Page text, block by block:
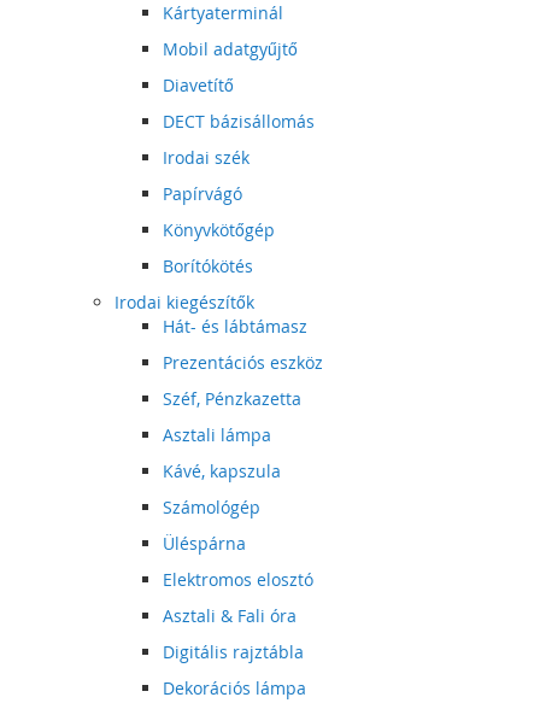
Kártyaterminál
Mobil adatgyűjtő
Diavetítő
DECT bázisállomás
Irodai szék
Papírvágó
Könyvkötőgép
Borítókötés
Irodai kiegészítők
Hát- és lábtámasz
Prezentációs eszköz
Széf, Pénzkazetta
Asztali lámpa
Kávé, kapszula
Számológép
Üléspárna
Elektromos elosztó
Asztali & Fali óra
Digitális rajztábla
Dekorációs lámpa